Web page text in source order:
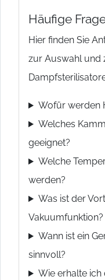
Häufige
Hier finden Sie
zur Auswahl und
Wofür werden
Welches
geeignet?
Welche
werden?
Was ist der
Vakuumfunktion?
Wann ist ein
sinnvoll?
Wie erhalte ich